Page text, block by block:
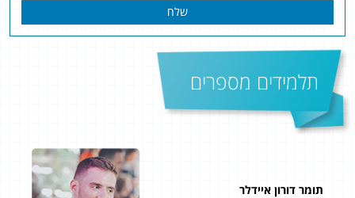
שלח
תלמידים מספרים
תומר דורון איידלר